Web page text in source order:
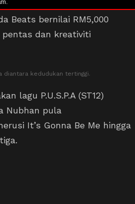
Beats bernilai RM5,000
pentas dan kreativiti
diantara kedudukan tertinggi.
lagu P.U.S.P.A (ST12)
Nubhan pula
It’s Gonna Be Me hingga